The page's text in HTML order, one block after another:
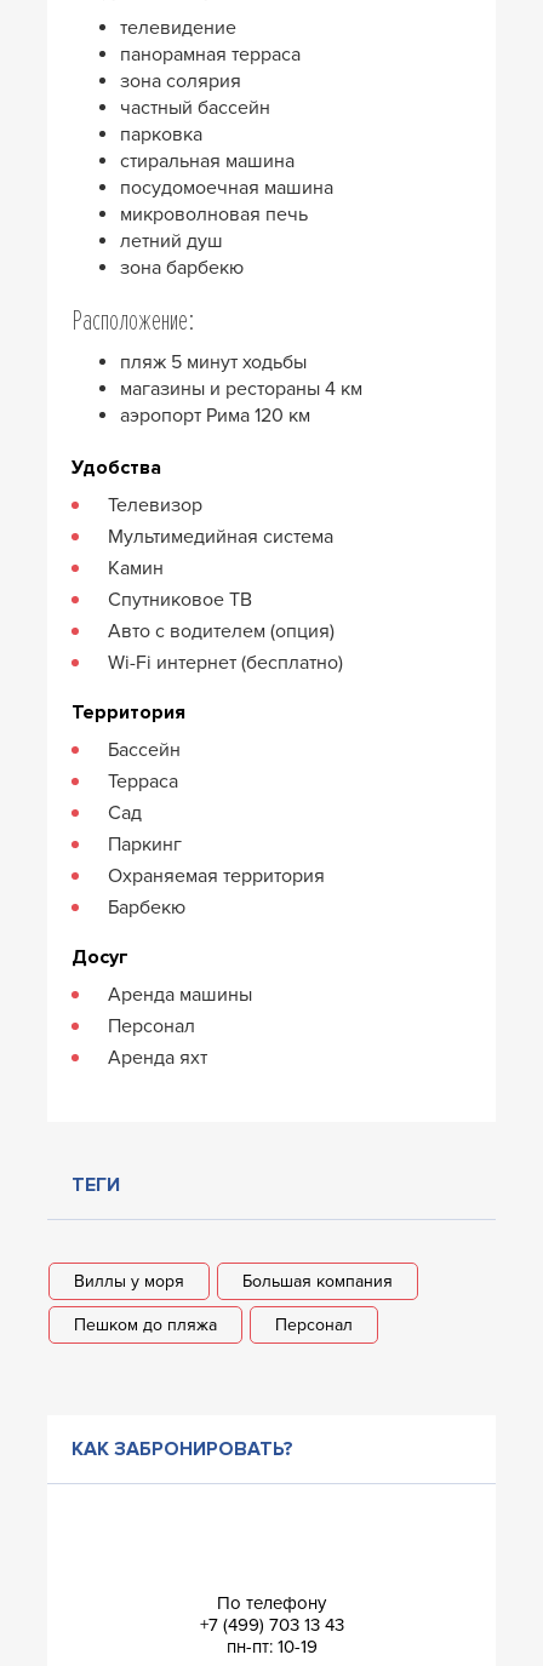
телевидение
панорамная терраса
зона солярия
частный бассейн
парковка
стиральная машина
посудомоечная машина
микроволновая печь
летний душ
зона барбекю
Расположение:
пляж 5 минут ходьбы
магазины и рестораны 4 км
аэропорт Рима 120 км
Удобства
Телевизор
Мультимедийная система
Камин
Спутниковое ТВ
Авто с водителем (опция)
Wi-Fi интернет (бесплатно)
Территория
Бассейн
Терраса
Сад
Паркинг
Охраняемая территория
Барбекю
Досуг
Аренда машины
Персонал
Аренда яхт
ТЕГИ
Виллы у моря Большая компания
Пешком до пляжа Персонал
КАК ЗАБРОНИРОВАТЬ?
По телефону
+7 (499) 703 13 43
пн-пт: 10-19